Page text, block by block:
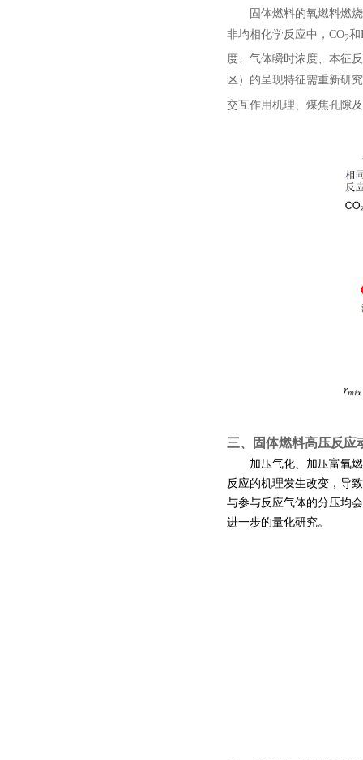
固体燃料的氧燃料燃烧
非均相化学反应中，CO2和
度、气体瞬时浓度、本征
区）的呈现特征需重新研
交互作用机理、煤焦孔隙
三、 固体燃料高压反应
加压气化、加压富氧
反应的机理发生改变，导
与参与反应气体的分压均
进一步的量化研究。